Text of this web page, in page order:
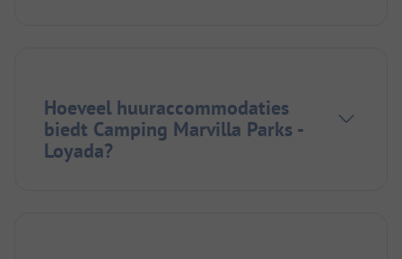
Hoeveel huuraccommodaties
biedt Camping Marvilla Parks -
Loyada?